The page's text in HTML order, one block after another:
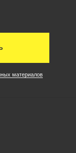
материалов